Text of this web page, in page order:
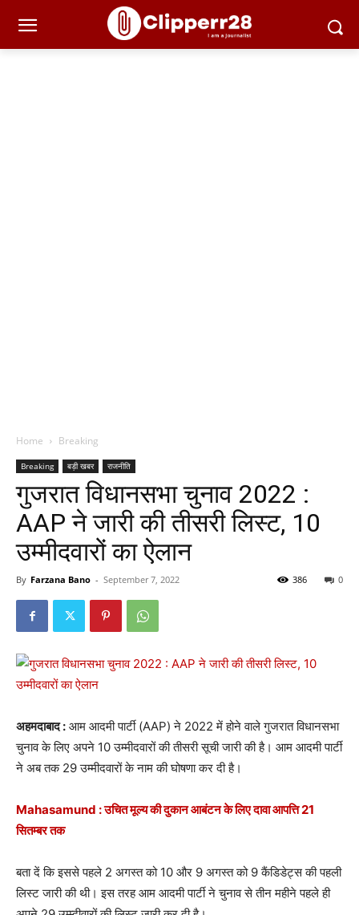
Home Breaking
Breaking बड़ी खबर राजनीति
गुजरात विधानसभा चुनाव 2022 :
AAP ने जारी की तीसरी लिस्ट, 10
उम्मीदवारों का ऐलान
By Farzana Bano - September 7, 2022 0
386
अहमदाबाद : आम आदमी पार्टी (AAP) ने 2022 में होने वाले गुजरात विधानसभा
चुनाव के लिए अपने 10 उम्मीदवारों की तीसरी सूची जारी की है। आम आदमी पार्टी
ने अब तक 29 उम्मीदवारों के नाम की घोषणा कर दी है।
Mahasamund : उचित मूल्य की दुकान आबंटन के लिए दावा आपत्ति 21
सितम्बर तक
बता दें कि इससे पहले 2 अगस्त को 10 और 9 अगस्त को 9 कैंडिडेट्स की पहली
लिस्ट जारी की थी। इस तरह आम आदमी पार्टी ने चुनाव से तीन महीने पहले ही